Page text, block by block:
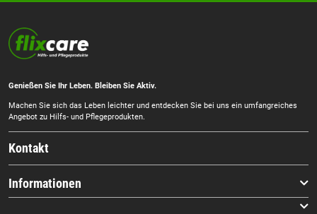
Genießen Sie Ihr Leben. Bleiben Sie Aktiv.
Machen Sie sich das Leben leichter und entdecken Sie bei uns ein umfangreiches
Angebot zu Hilfs- und Pflegeprodukten.
Kontakt
Informationen